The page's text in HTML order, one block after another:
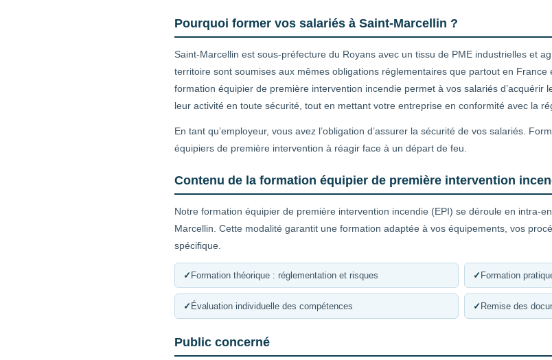
Pourquoi former vos salariés à Saint-Marcellin ?
Saint-Marcellin est sous-préfecture du Royans avec un tissu de PME industrielles et
territoire sont soumises aux mêmes obligations réglementaires que partout en
formation équipier de première intervention incendie permet à vos salariés d’acquérir
leur activité en toute sécurité, tout en mettant votre entreprise en conformité avec la
En tant qu’employeur, vous avez l’obligation d’assurer la sécurité de vos salariés.
équipiers de première intervention à réagir face à un départ de feu.
Contenu de la formation équipier de première intervention
Notre formation équipier de première intervention incendie (EPI) se déroule en intra-
Marcellin. Cette modalité garantit une formation adaptée à vos équipements, vos
spécifique.
✓ Formation théorique : réglementation et risques ✓ Formation
✓ Évaluation individuelle des compétences ✓ Remise des
Public concerné